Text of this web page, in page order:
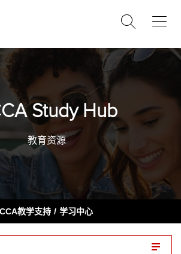
Study Hub
教育资源
教学支持 学习中心